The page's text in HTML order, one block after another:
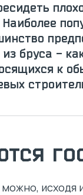
бруса -
к
исходя